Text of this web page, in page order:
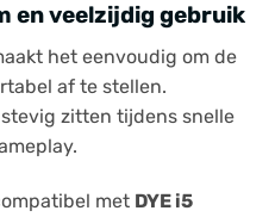
en veelzijdig gebruik
het eenvoudig om de
af te stellen.
zitten tijdens snelle
met DYE i5